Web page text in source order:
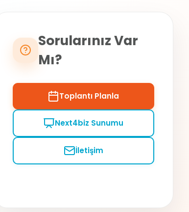
Sorularınız Var
Mı?
Toplantı Planla
Next4biz Sunumu
İletişim